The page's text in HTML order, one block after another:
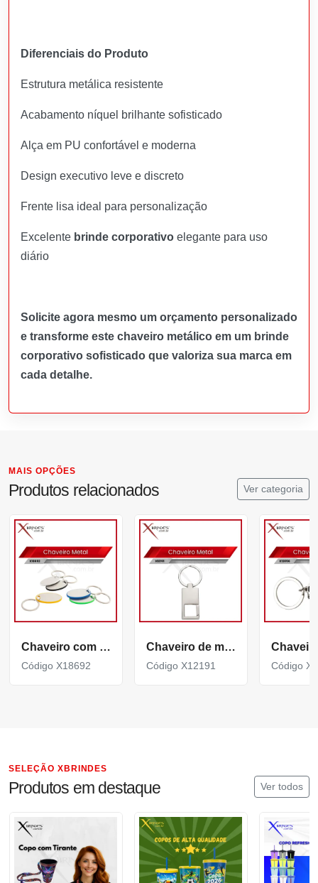
Diferenciais do Produto
Estrutura metálica resistente
Acabamento níquel brilhante sofisticado
Alça em PU confortável e moderna
Design executivo leve e discreto
Frente lisa ideal para personalização
Excelente brinde corporativo elegante para uso
diário
Solicite agora mesmo um orçamento personalizado
e transforme este chaveiro metálico em um brinde
corporativo sofisticado que valoriza sua marca em
cada detalhe.
MAIS OPÇÕES
Produtos relacionados Ver categoria
Chaveiro com Chapa metálica Personalizável X18692
Código X18692
Chaveiro de metal brilhante e espelhado com mosquetão X12191
Código X12191 Código
SELEÇÃO XBRINDES
Produtos em destaque Ver todos